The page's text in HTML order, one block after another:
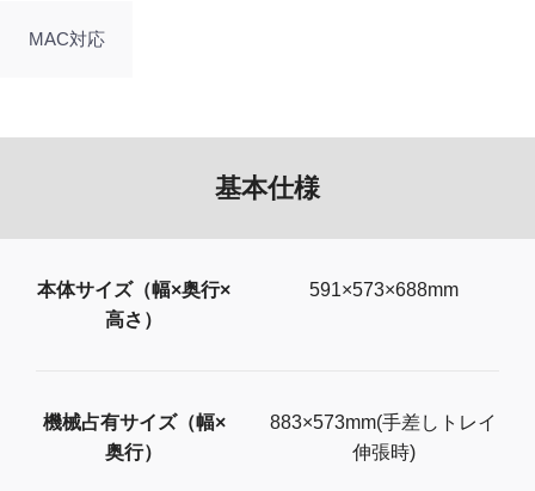
MAC対応
基本仕様
本体サイズ（幅×奥行×
高さ）
591×573×688mm
機械占有サイズ（幅×
奥行）
883×573mm(手差しトレイ
伸張時)